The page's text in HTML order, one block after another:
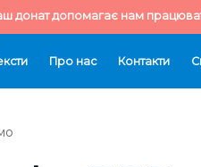
донат допомагає нам
Про нас Контакти